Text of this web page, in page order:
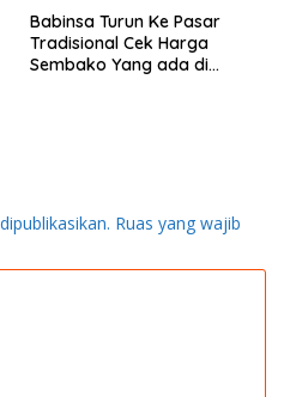
Babinsa Turun Ke Pasar
Tradisional Cek Harga
Sembako Yang ada di
Ruas yang wajib